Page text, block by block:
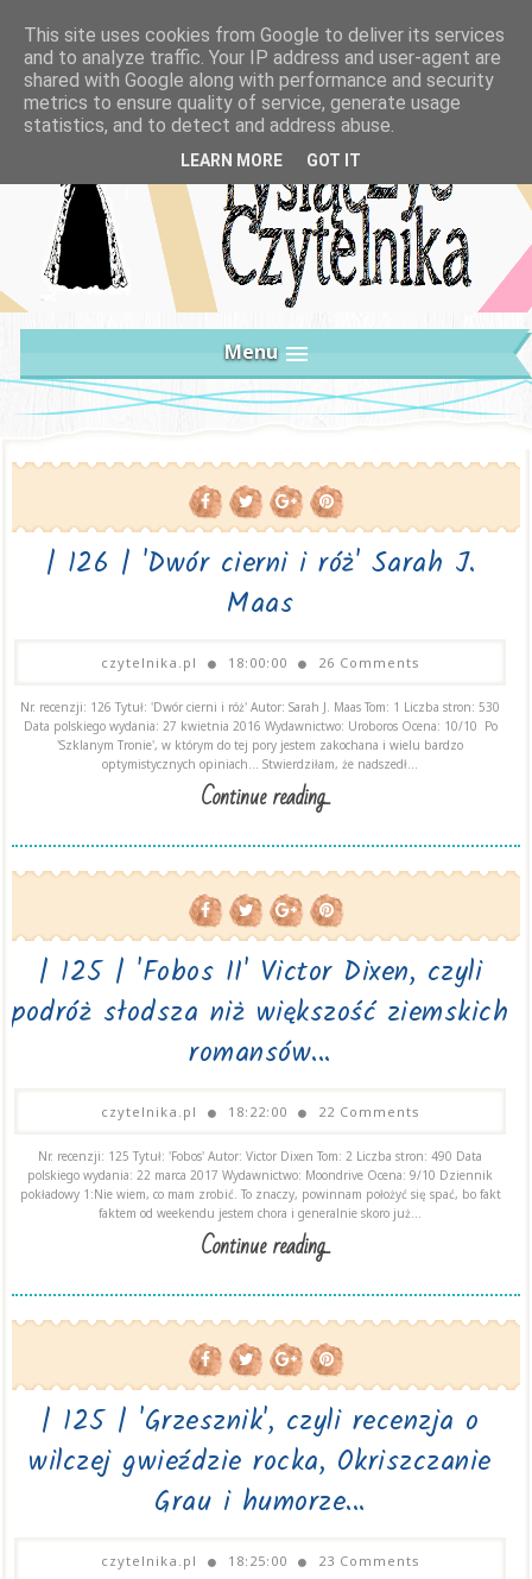
Menu
| 126 | 'Dwór cierni i róż' Sarah J.
Maas
czytelnika.pl 18:00:00 26 Comments
Nr. recenzji: 126 Tytuł: 'Dwór cierni i róż' Autor: Sarah J. Maas Tom: 1 Liczba stron: 530
Data polskiego wydania: 27 kwietnia 2016 Wydawnictwo: Uroboros Ocena: 10/10 Po
'Szklanym Tronie', w którym do tej pory jestem zakochana i wielu bardzo
optymistycznych opiniach... Stwierdziłam, że nadszedł...
Continue reading...
| 125 | 'Fobos II' Victor Dixen, czyli
podróż słodsza niż większość ziemskich
romansów...
czytelnika.pl 18:22:00 22 Comments
Nr. recenzji: 125 Tytuł: 'Fobos' Autor: Victor Dixen Tom: 2 Liczba stron: 490 Data
polskiego wydania: 22 marca 2017 Wydawnictwo: Moondrive Ocena: 9/10 Dziennik
pokładowy 1:Nie wiem, co mam zrobić. To znaczy, powinnam położyć się spać, bo fakt
faktem od weekendu jestem chora i generalnie skoro już...
Continue reading...
| 125 | 'Grzesznik', czyli recenzja o
wilczej gwieździe rocka, Okriszczanie
Grau i humorze...
czytelnika.pl 18:25:00 23 Comments
This site uses cookies from Google to deliver its services
and to analyze traffic. Your IP address and user-agent are
shared with Google along with performance and security
metrics to ensure quality of service, generate usage
statistics, and to detect and address abuse.
LEARN MORE GOT IT